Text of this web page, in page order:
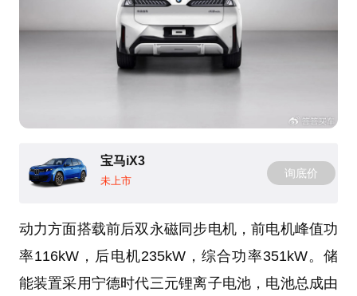
宝马iX3
未上市
询底价
动力方面搭载前后双永磁同步电机，前电机峰值功
率116kW，后电机235kW，综合功率351kW。储
能装置采用宁德时代三元锂离子电池，电池总成由